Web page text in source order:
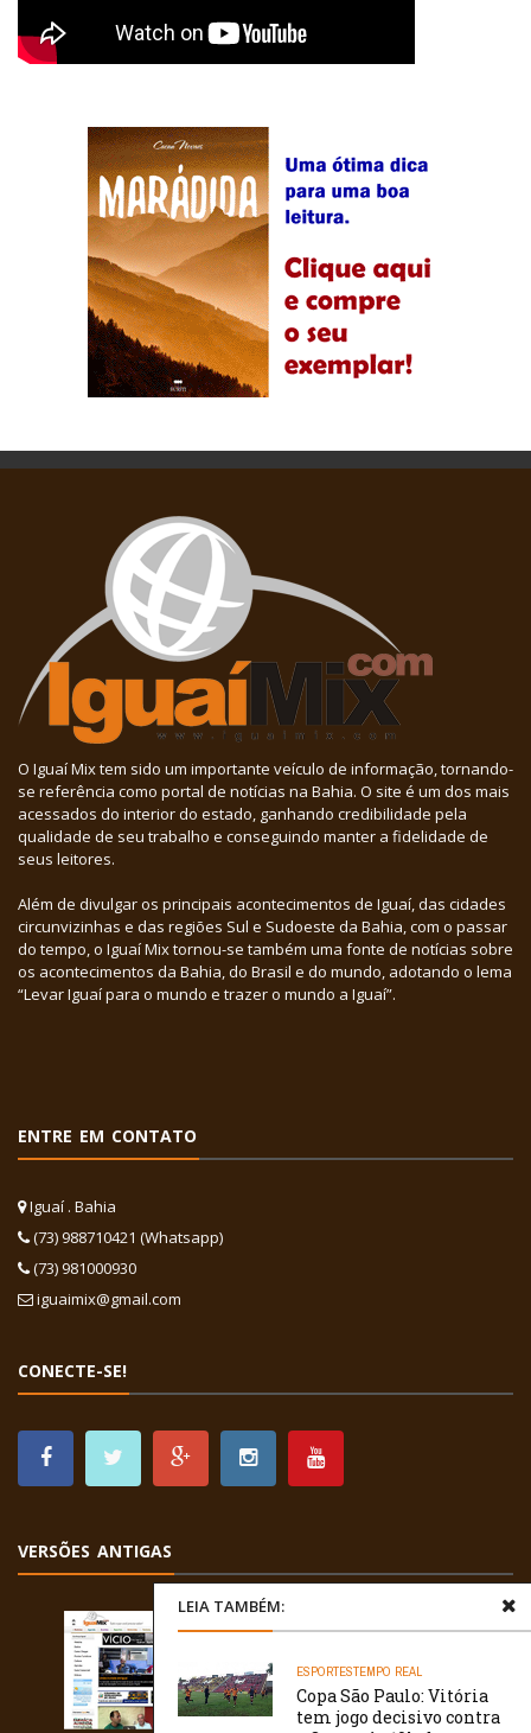
LEIA TAMBÉM:
ESPORTESTEMPO REAL
Copa São Paulo: Vitória
tem jogo decisivo contra
O Iguaí Mix tem sido um importante veículo de informação, tornando-
se referência como portal de notícias na Bahia. O site é um dos mais
acessados do interior do estado, ganhando credibilidade pela
qualidade de seu trabalho e conseguindo manter a fidelidade de
seus leitores.
Além de divulgar os principais acontecimentos de Iguaí, das cidades
circunvizinhas e das regiões Sul e Sudoeste da Bahia, com o passar
do tempo, o Iguaí Mix tornou-se também uma fonte de notícias sobre
os acontecimentos da Bahia, do Brasil e do mundo, adotando o lema
“Levar Iguaí para o mundo e trazer o mundo a Iguaí”.
ENTRE EM CONTATO
Iguaí . Bahia
(73) 988710421 (Whatsapp)
(73) 981000930
iguaimix@gmail.com
CONECTE-SE!
VERSÕES ANTIGAS